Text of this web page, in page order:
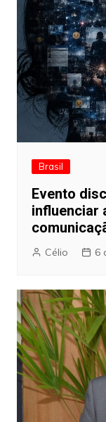
Brasil
Evento
influenciar
Célio 6